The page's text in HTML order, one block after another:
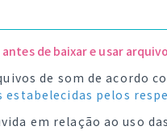
de baixar e usar
de som de acordo
estabelecidas pelos
em relação ao uso